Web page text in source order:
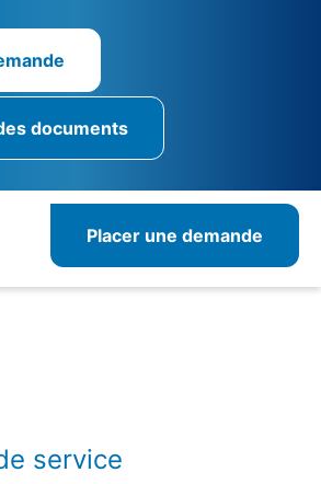
documents
Placer une demande
service